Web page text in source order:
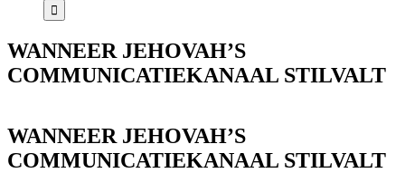
WANNEER JEHOVAH’S
COMMUNICATIEKANAAL STILVALT
WANNEER JEHOVAH’S
COMMUNICATIEKANAAL STILVALT